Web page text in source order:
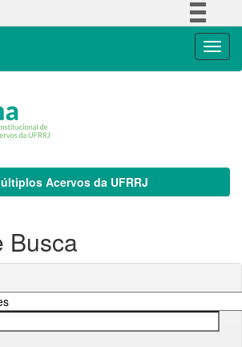
Acervos da UFRRJ
Busca